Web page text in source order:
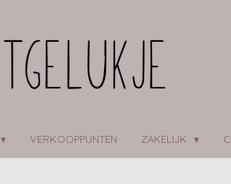
VERKOOPPUNTEN ZAKELIJK